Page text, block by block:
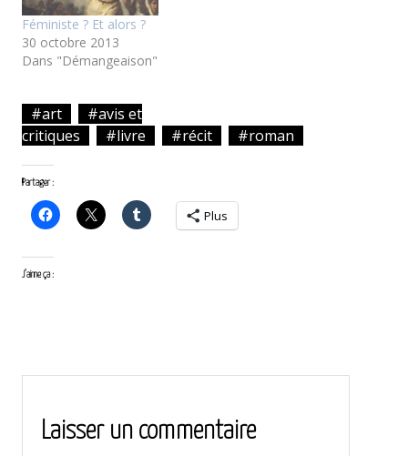
Féministe ? Et alors ?
30 octobre 2013
Dans "Démangeaison"
#art
#avis et
critiques
#livre #récit #roman
Partager :
Plus
J’aime ça :
précédent
Laisser un commentaire